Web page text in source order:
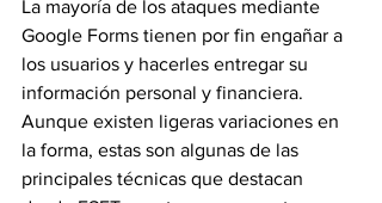
La mayoría de los ataques mediante
Google Forms tienen por fin engañar a
los usuarios y hacerles entregar su
información personal y financiera.
Aunque existen ligeras variaciones en
la forma, estas son algunas de las
principales técnicas que destacan